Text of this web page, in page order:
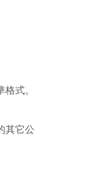
式。
其它公